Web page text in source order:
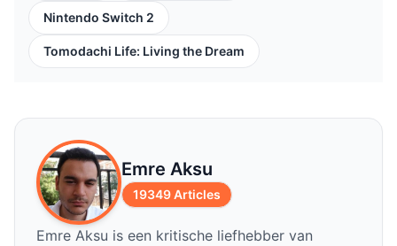
Nintendo Switch 2
Tomodachi Life: Living the Dream
Emre Aksu
19349 Articles
Emre Aksu is een kritische liefhebber van